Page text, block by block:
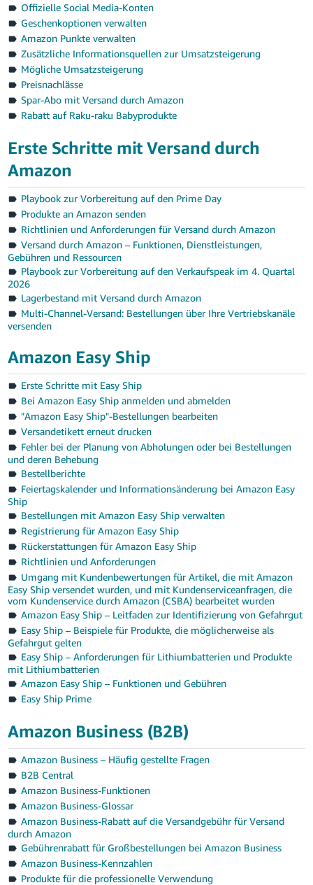
Offizielle Social Media-Konten
Geschenkoptionen verwalten
Amazon Punkte verwalten
Zusätzliche Informationsquellen zur Umsatzsteigerung
Mögliche Umsatzsteigerung
Preisnachlässe
Spar-Abo mit Versand durch Amazon
Rabatt auf Raku-raku Babyprodukte
Erste Schritte mit Versand durch
Amazon
Playbook zur Vorbereitung auf den Prime Day
Produkte an Amazon senden
Richtlinien und Anforderungen für Versand durch Amazon
Versand durch Amazon – Funktionen, Dienstleistungen,
Gebühren und Ressourcen
Playbook zur Vorbereitung auf den Verkaufspeak im 4. Quartal
2026
Lagerbestand mit Versand durch Amazon
Multi-Channel-Versand: Bestellungen über Ihre Vertriebskanäle
versenden
Amazon Easy Ship
Erste Schritte mit Easy Ship
Bei Amazon Easy Ship anmelden und abmelden
"Amazon Easy Ship"-Bestellungen bearbeiten
Versandetikett erneut drucken
Fehler bei der Planung von Abholungen oder bei Bestellungen
und deren Behebung
Bestellberichte
Feiertagskalender und Informationsänderung bei Amazon Easy
Ship
Bestellungen mit Amazon Easy Ship verwalten
Registrierung für Amazon Easy Ship
Rückerstattungen für Amazon Easy Ship
Richtlinien und Anforderungen
Umgang mit Kundenbewertungen für Artikel, die mit Amazon
Easy Ship versendet wurden, und mit Kundenserviceanfragen, die
vom Kundenservice durch Amazon (CSBA) bearbeitet wurden
Amazon Easy Ship – Leitfaden zur Identifizierung von Gefahrgut
Easy Ship – Beispiele für Produkte, die möglicherweise als
Gefahrgut gelten
Easy Ship – Anforderungen für Lithiumbatterien und Produkte
mit Lithiumbatterien
Amazon Easy Ship – Funktionen und Gebühren
Easy Ship Prime
Amazon Business (B2B)
Amazon Business – Häufig gestellte Fragen
B2B Central
Amazon Business-Funktionen
Amazon Business-Glossar
Amazon Business-Rabatt auf die Versandgebühr für Versand
durch Amazon
Gebührenrabatt für Großbestellungen bei Amazon Business
Amazon Business-Kennzahlen
Produkte für die professionelle Verwendung